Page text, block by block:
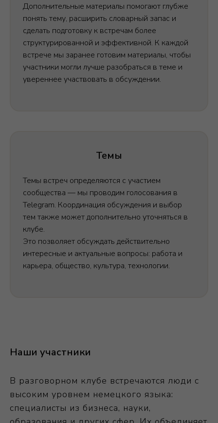
Дополнительные материалы помогают глубже
понять тему, расширить словарный запас и
сделать подготовку к встречам более
структурированной и эффективной. К каждой
встрече мы заранее готовим материалы, чтобы
участники могли лучше разобраться в теме и
увереннее участвовать в обсуждении.
Темы
Темы встреч определяются с участием
сообщества — мы проводим голосования в
Telegram. Координация обсуждения и выбор
тем также может дополнительно уточняться в
клубе.
Это позволяет обсуждать действительно
интересные и актуальные вопросы: работа и
карьера, общество, культура, технологии.
Наши участники
В разговорном клубе встречаются люди с
высоким уровнем немецкого языка:
специалисты из бизнеса, науки,